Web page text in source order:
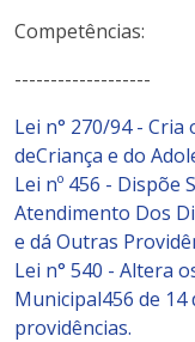
Competências:
-------------------
Lei n° 270/94 -
deCriança e do
Lei nº 456 - Dispõe
Atendimento Dos
e dá Outras
Lei n° 540 - Altera
Municipal456 de
providências.